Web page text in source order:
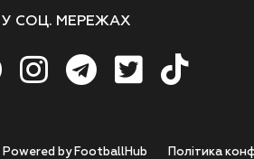
СОЦ. МЕРЕЖАХ
Полiтика
by FootballHub